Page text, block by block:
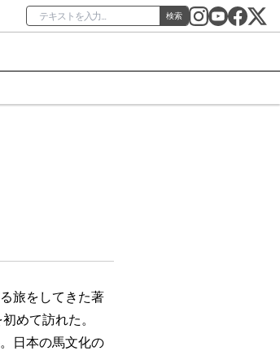
検索
旅をしてきた著
めて訪れた。
日本の馬文化の